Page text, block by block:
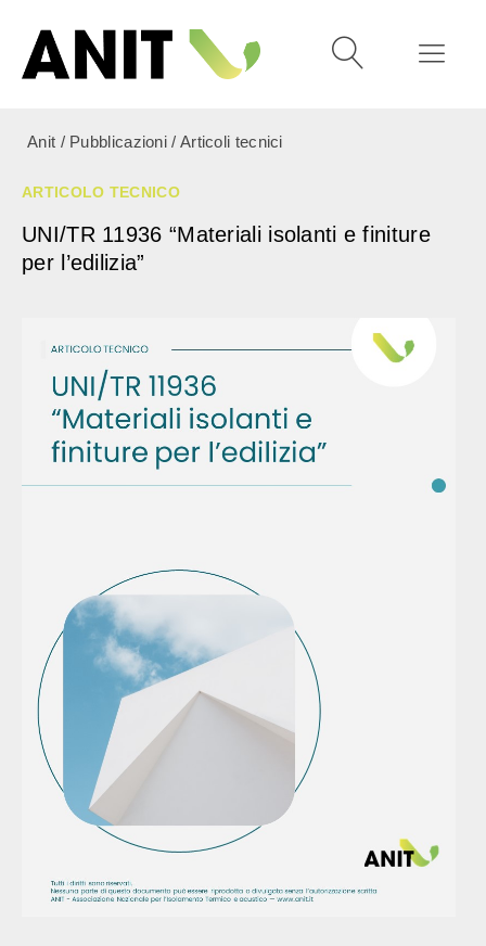
Anit / Pubblicazioni / Articoli tecnici
ARTICOLO TECNICO
UNI/TR 11936 “Materiali isolanti e finiture
per l’edilizia”